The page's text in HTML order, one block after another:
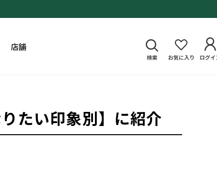
店舗
検索 お気に入り ログイ
たい印象別】に紹介